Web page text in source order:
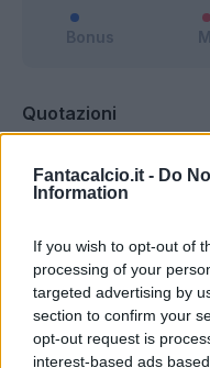
Fantacalcio.it - Do
Information
If you wish to opt-out of
processing of your
targeted advertising by
section to confirm your
opt-out request is
interest-based ads
Bonus
Quotazioni